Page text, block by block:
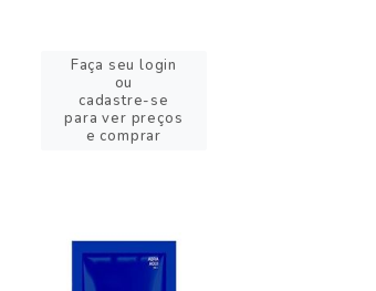
Faça seu login
ou
cadastre-se
para ver preços
e comprar